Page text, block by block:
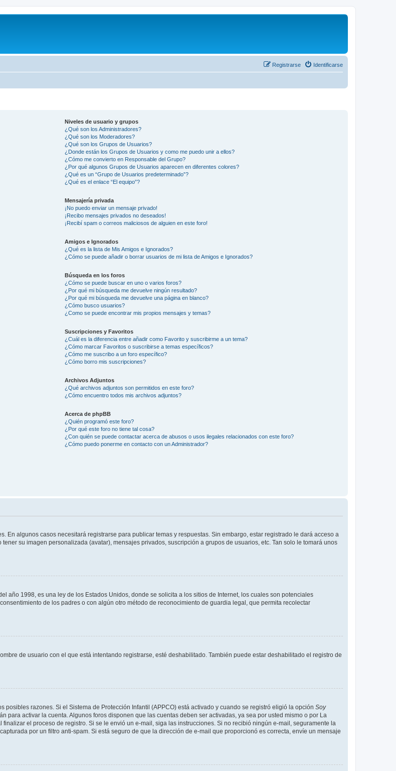
Identificarse
Registrarse
Niveles de usuario y grupos
¿Qué son los Administradores?
¿Qué son los Moderadores?
¿Qué son los Grupos de Usuarios?
¿Donde están los Grupos de Usuarios y como me puedo unir a ellos?
¿Cómo me convierto en Responsable del Grupo?
¿Por qué algunos Grupos de Usuarios aparecen en diferentes colores?
¿Qué es un “Grupo de Usuarios predeterminado”?
¿Qué es el enlace “El equipo”?
Mensajería privada
¡No puedo enviar un mensaje privado!
¡Recibo mensajes privados no deseados!
¡Recibí spam o correos maliciosos de alguien en este foro!
Amigos e Ignorados
¿Qué es la lista de Mis Amigos e Ignorados?
¿Cómo se puede añadir o borrar usuarios de mi lista de Amigos e Ignorados?
Búsqueda en los foros
¿Cómo se puede buscar en uno o varios foros?
¿Por qué mi búsqueda me devuelve ningún resultado?
¿Por qué mi búsqueda me devuelve una página en blanco?
¿Cómo busco usuarios?
¿Como se puede encontrar mis propios mensajes y temas?
Suscripciones y Favoritos
¿Cuál es la diferencia entre añadir como Favorito y suscribirme a un tema?
¿Cómo marcar Favoritos o suscribirse a temas específicos?
¿Cómo me suscribo a un foro específico?
¿Cómo borro mis suscripciones?
Archivos Adjuntos
¿Qué archivos adjuntos son permitidos en este foro?
¿Cómo encuentro todos mis archivos adjuntos?
Acerca de phpBB
¿Quién programó este foro?
¿Por qué este foro no tiene tal cosa?
¿Con quién se puede contactar acerca de abusos o usos ilegales relacionados con este foro?
¿Cómo puedo ponerme en contacto con un Administrador?
En algunos casos necesitará registrarse para publicar temas y respuestas. Sin embargo, estar registrado le dará acceso a
su imagen personalizada (avatar), mensajes privados, suscripción a grupos de usuarios, etc. Tan solo le tomará unos
año 1998, es una ley de los Estados Unidos, donde se solicita a los sitios de Internet, los cuales son potenciales
de los padres o con algún otro método de reconocimiento de guardia legal, que permita recolectar
de usuario con el que está intentando registrarse, esté deshabilitado. También puede estar deshabilitado el registro de
razones. Si el Sistema de Protección Infantil (APPCO) está activado y cuando se registró eligió la opción Soy
para activar la cuenta. Algunos foros disponen que las cuentas deben ser activadas, ya sea por usted mismo o por La
el proceso de registro. Si se le envió un e-mail, siga las instrucciones. Si no recibió ningún e-mail, seguramente la
por un filtro anti-spam. Si está seguro de que la dirección de e-mail que proporcionó es correcta, envíe un mensaje